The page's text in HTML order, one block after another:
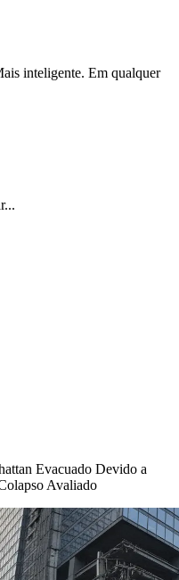
inteligente. Em qualquer
Evacuado Devido a
Avaliado